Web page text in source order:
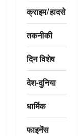
क्राइम/हादसे
तकनीकी
दिन विशेष
देश-दुनिया
धार्मिक
फाइनेंस